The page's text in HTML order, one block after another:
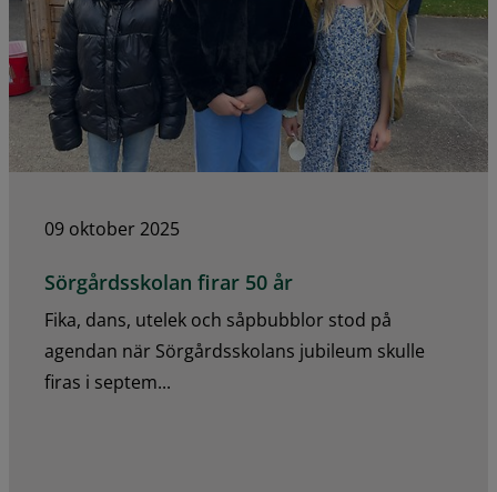
09 oktober 2025
Sörgårdsskolan firar 50 år
Fika, dans, utelek och såpbubblor stod på
agendan när Sörgårdsskolans jubileum skulle
firas i septem...